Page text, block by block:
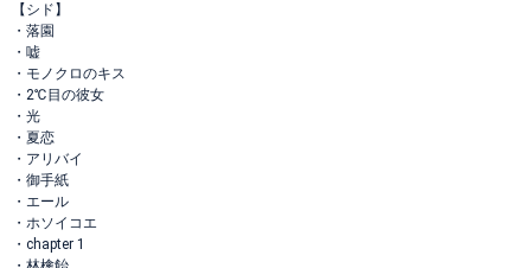
【シド】
・落園
・嘘
・モノクロのキス
・2℃目の彼女
・光
・夏恋
・アリバイ
・御手紙
・エール
・ホソイコエ
・chapter 1